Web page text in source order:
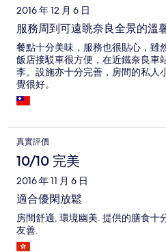
2016 年 12 月 6 日
服務周到可遠眺奈良全景的溫
餐點十分美味，服務也很貼心，雖
飯店接駁車很方便，在近鐵奈良車
李。設施亦十分完善，房間的私人
覺很好。
真實評價
10/10 完美
2016 年 11 月 6 日
適合優閑放鬆
房間舒適, 環境幽美. 提供的膳食十
友善.